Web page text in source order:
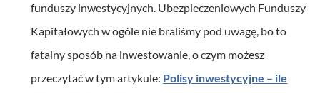
funduszy inwestycyjnych. Ubezpieczeniowych Funduszy
Kapitałowych w ogóle nie braliśmy pod uwagę, bo to
fatalny sposób na inwestowanie, o czym możesz
przeczytać w tym artykule: Polisy inwestycyjne – ile